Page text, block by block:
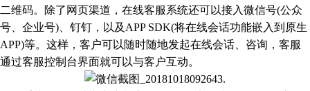
二维码。除了网页渠道，在线客服系统还可以接入微信号(公众
号、企业号)、钉钉，以及APP SDK(将在线会话功能嵌入到原生
APP)等。这样，客户可以随时随地发起在线会话、咨询，客服
通过客服控制台界面就可以与客户互动。